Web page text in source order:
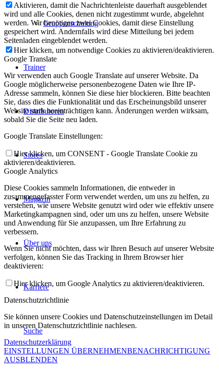
Gruppenschulung
Trainer
Distributoren
Stores
Magazin
Über uns
Karriere
Suche
Aktivieren, damit die Nachrichtenleiste dauerhaft ausgeblendet
wird und alle Cookies, denen nicht zugestimmt wurde, abgelehnt
werden. Wir benötigen zwei Cookies, damit diese Einstellung
gespeichert wird. Andernfalls wird diese Mitteilung bei jedem
Seitenladen eingeblendet werden.
Hier klicken, um notwendige Cookies zu aktivieren/deaktivieren.
Google Translate
Wir verwenden auch Google Translate auf unserer Website. Da
Google möglicherweise personenbezogene Daten wie Ihre IP-
Adresse sammeln, können Sie diese hier blockieren. Bitte beachten
Sie, dass dies die Funktionalität und das Erscheinungsbild unserer
Website stark beeinträchtigen kann. Änderungen werden wirksam,
sobald Sie die Seite neu laden.
Google Translate Einstellungen:
Hier klicken, um CONSENT - Google Translate Cookie zu
aktivieren/deaktivieren.
Google Analytics
Diese Cookies sammeln Informationen, die entweder in
zusammengefasster Form verwendet werden, um uns zu helfen, zu
verstehen, wie unsere Website genutzt wird oder wie effektiv unsere
Marketingkampagnen sind, oder um uns zu helfen, unsere Website
und Anwendung für Sie anzupassen, um Ihre Erfahrung zu
verbessern.
Wenn Sie nicht möchten, dass wir Ihren Besuch auf unserer Website
verfolgen, können Sie das Tracking in Ihrem Browser hier
deaktivieren:
Hier klicken, um Google Analytics zu aktivieren/deaktivieren.
Datenschutzrichtlinie
Sie können unsere Cookies und Datenschutzeinstellungen im Detail
in unseren Datenschutzrichtlinie nachlesen.
Datenschutzerklärung
EINSTELLUNGEN ÜBERNEHMENBENACHRICHTIGUNG
AUSBLENDEN